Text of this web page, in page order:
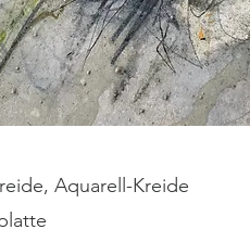
Aquarell-Kreide